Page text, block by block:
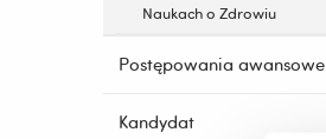
Naukach o Zdrowiu
Postępowania awansowe
Kandydat